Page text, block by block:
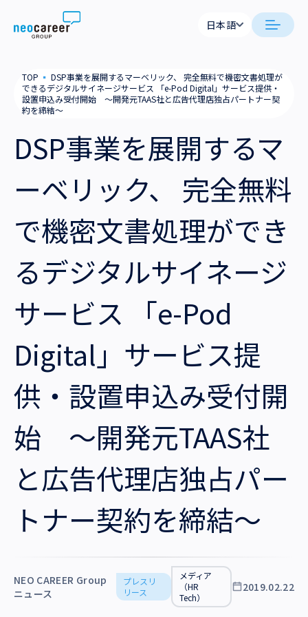
Skip to content
日本語
English
代表メッセージ
私たちの考え方
事業内容
採用支援
企業情報
グループ会社
沿革・受賞歴
ニュース
サステナビリティ
採用情報
日本語
English
TOP ▪ DSP事業を展開するマーベリック、 完全無料で機密文書処理が
できるデジタルサイネージサービス 「e-Pod Digital」サービス提供・
設置申込み受付開始 〜開発元TAAS社と広告代理店独占パートナー契
約を締結〜
DSP事業を展開するマ
ーベリック、 完全無料
で機密文書処理ができ
るデジタルサイネージ
サービス 「e-Pod
Digital」サービス提
供・設置申込み受付開
始 〜開発元TAAS社
と広告代理店独占パー
トナー契約を締結〜
NEO CAREER Group
ニュース
プレスリ
リース
メディア
（HR
Tech）
2019.02.22